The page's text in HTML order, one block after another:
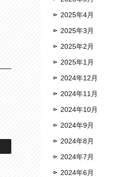
2025年4月
2025年3月
2025年2月
2025年1月
2024年12月
2024年11月
2024年10月
2024年9月
2024年8月
2024年7月
2024年6月